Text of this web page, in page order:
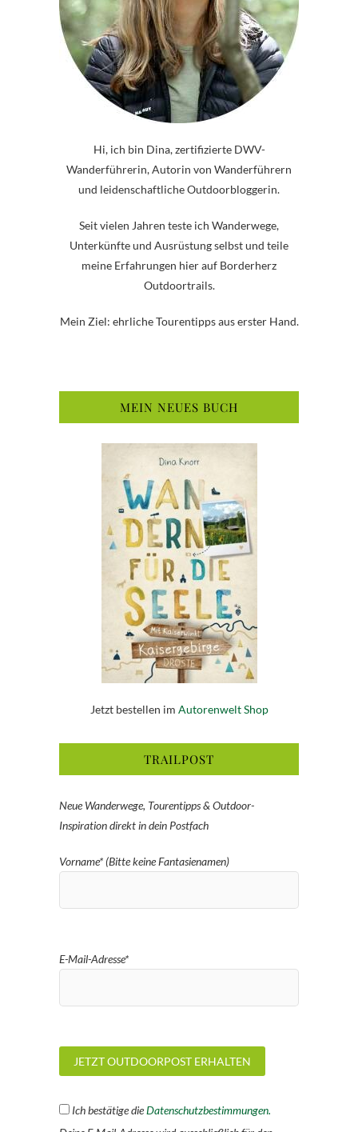
Hi, ich bin Dina, zertifizierte DWV-
Wanderführerin, Autorin von Wanderführern
und leidenschaftliche Outdoorbloggerin.
Seit vielen Jahren teste ich Wanderwege,
Unterkünfte und Ausrüstung selbst und teile
meine Erfahrungen hier auf Borderherz
Outdoortrails.
Mein Ziel: ehrliche Tourentipps aus erster Hand.
MEIN NEUES BUCH
Jetzt bestellen im Autorenwelt Shop
TRAILPOST
Neue Wanderwege, Tourentipps & Outdoor-
Inspiration direkt in dein Postfach
Vorname* (Bitte keine Fantasienamen)
E-Mail-Adresse*
Ich bestätige dieDatenschutzbestimmungen.